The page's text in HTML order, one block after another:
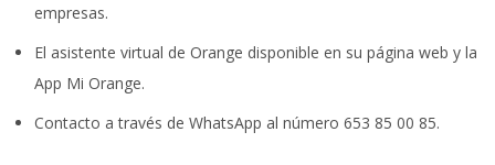
empresas.
El asistente virtual de Orange disponible en su página web y la
App Mi Orange.
Contacto a través de WhatsApp al número 653 85 00 85.